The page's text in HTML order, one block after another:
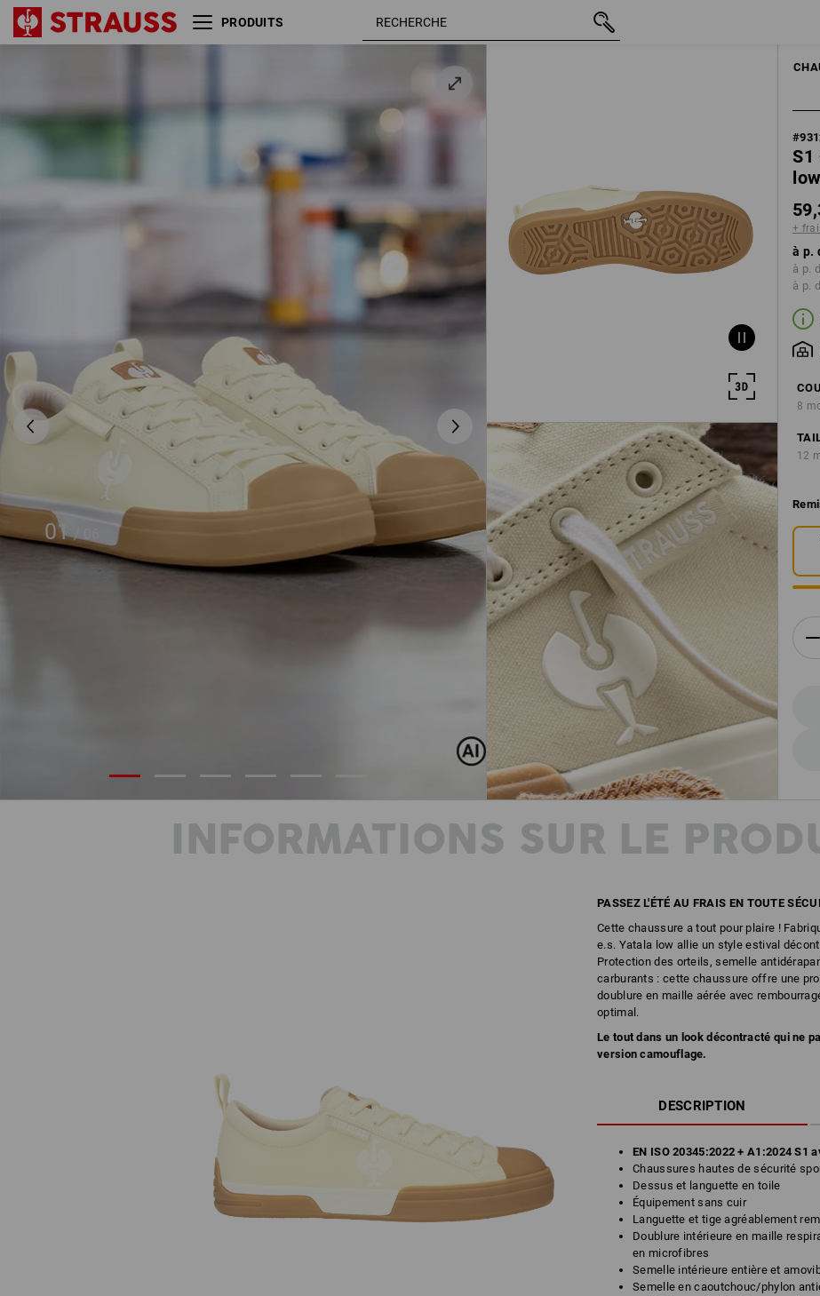
PRODUITS
01 /
#
S1
low
+
à p.
à p.
à p.
8
12
S1 Chaussures basses de
41
INFORMATIONS SUR LE
PASSEZ L'ÉTÉ AU FRAIS EN TOUTE
Cette chaussure a tout pour plaire !
e.s. Yatala low allie un style estival
Protection des orteils, semelle
carburants : cette chaussure offre une
doublure en maille aérée avec
optimal.
Le tout dans un look décontracté qui ne
version camouflage.
DESCRIPTION
EN ISO 20345:2022 + A1:2024 S1
Chaussures hautes de sécurité
Dessus et languette en toile
Équipement sans cuir
Languette et tige agréablement
Doublure intérieure en maille
en microfibres
Semelle intérieure entière et
Semelle en caoutchouc/phylon